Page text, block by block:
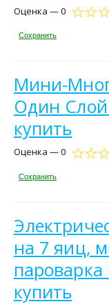
Оценка — 0
Сохранить
Мини-
Один
купить
Оценка — 0
Сохранить
на 7 яиц,
пароварка
купить